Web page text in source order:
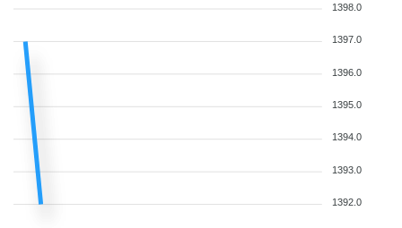
1398.0
1397.0
1396.0
1395.0
1394.0
1393.0
1392.0